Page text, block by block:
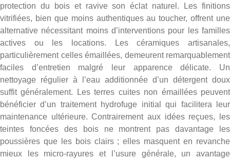
protection du bois et ravive son éclat naturel. Les finitions
vitrifiées, bien que moins authentiques au toucher, offrent une
alternative nécessitant moins d’interventions pour les familles
actives ou les locations. Les céramiques artisanales,
particulièrement celles émaillées, demeurent remarquablement
faciles d’entretien malgré leur apparence délicate. Un
nettoyage régulier à l’eau additionnée d’un détergent doux
suffit généralement. Les terres cuites non émaillées peuvent
bénéficier d’un traitement hydrofuge initial qui facilitera leur
maintenance ultérieure. Contrairement aux idées reçues, les
teintes foncées des bois ne montrent pas davantage les
poussières que les bois clairs ; elles masquent en revanche
mieux les micro-rayures et l’usure générale, un avantage